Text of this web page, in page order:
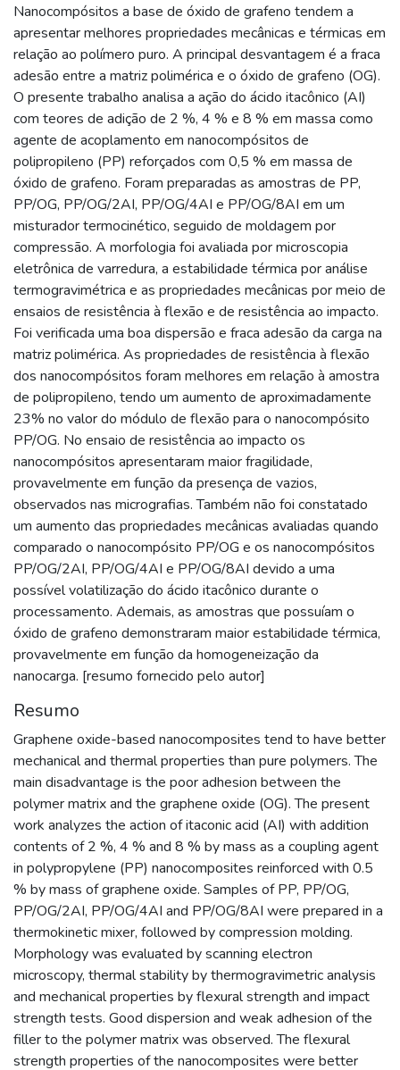
Nanocompósitos a base de óxido de grafeno tendem a
apresentar melhores propriedades mecânicas e térmicas em
relação ao polímero puro. A principal desvantagem é a fraca
adesão entre a matriz polimérica e o óxido de grafeno (OG).
O presente trabalho analisa a ação do ácido itacônico (AI)
com teores de adição de 2 %, 4 % e 8 % em massa como
agente de acoplamento em nanocompósitos de
polipropileno (PP) reforçados com 0,5 % em massa de
óxido de grafeno. Foram preparadas as amostras de PP,
PP/OG, PP/OG/2AI, PP/OG/4AI e PP/OG/8AI em um
misturador termocinético, seguido de moldagem por
compressão. A morfologia foi avaliada por microscopia
eletrônica de varredura, a estabilidade térmica por análise
termogravimétrica e as propriedades mecânicas por meio de
ensaios de resistência à flexão e de resistência ao impacto.
Foi verificada uma boa dispersão e fraca adesão da carga na
matriz polimérica. As propriedades de resistência à flexão
dos nanocompósitos foram melhores em relação à amostra
de polipropileno, tendo um aumento de aproximadamente
23% no valor do módulo de flexão para o nanocompósito
PP/OG. No ensaio de resistência ao impacto os
nanocompósitos apresentaram maior fragilidade,
provavelmente em função da presença de vazios,
observados nas micrografias. Também não foi constatado
um aumento das propriedades mecânicas avaliadas quando
comparado o nanocompósito PP/OG e os nanocompósitos
PP/OG/2AI, PP/OG/4AI e PP/OG/8AI devido a uma
possível volatilização do ácido itacônico durante o
processamento. Ademais, as amostras que possuíam o
óxido de grafeno demonstraram maior estabilidade térmica,
provavelmente em função da homogeneização da
nanocarga. [resumo fornecido pelo autor]
Resumo
Graphene oxide-based nanocomposites tend to have better
mechanical and thermal properties than pure polymers. The
main disadvantage is the poor adhesion between the
polymer matrix and the graphene oxide (OG). The present
work analyzes the action of itaconic acid (AI) with addition
contents of 2 %, 4 % and 8 % by mass as a coupling agent
in polypropylene (PP) nanocomposites reinforced with 0.5
% by mass of graphene oxide. Samples of PP, PP/OG,
PP/OG/2AI, PP/OG/4AI and PP/OG/8AI were prepared in a
thermokinetic mixer, followed by compression molding.
Morphology was evaluated by scanning electron
microscopy, thermal stability by thermogravimetric analysis
and mechanical properties by flexural strength and impact
strength tests. Good dispersion and weak adhesion of the
filler to the polymer matrix was observed. The flexural
strength properties of the nanocomposites were better